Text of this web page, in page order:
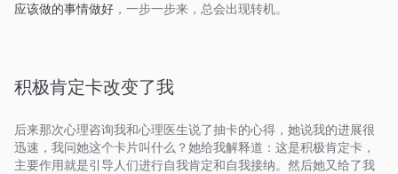
应该做的事情做好 ，一步一步来，总会出现转机。
积极肯定卡改变了我
后来那次心理咨询我和心理医生说了抽卡的心得，她说我的进展很
迅速，我问她这个卡片叫什么？她给我解释道：这是积极肯定卡，
主要作用就是引导人们进行自我肯定和自我接纳。然后她又给了我